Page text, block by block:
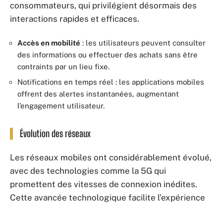
consommateurs, qui privilégient désormais des
interactions rapides et efficaces.
Accès en mobilité : les utilisateurs peuvent consulter
des informations ou effectuer des achats sans être
contraints par un lieu fixe.
Notifications en temps réel : les applications mobiles
offrent des alertes instantanées, augmentant
l’engagement utilisateur.
Évolution des réseaux
Les réseaux mobiles ont considérablement évolué,
avec des technologies comme la 5G qui
promettent des vitesses de connexion inédites.
Cette avancée technologique facilite l’expérience